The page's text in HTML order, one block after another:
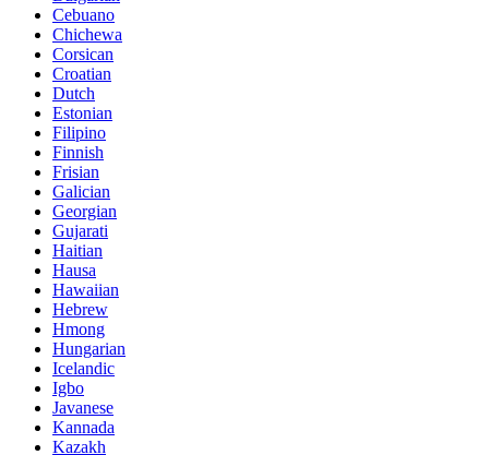
Cebuano
Chichewa
Corsican
Croatian
Dutch
Estonian
Filipino
Finnish
Frisian
Galician
Georgian
Gujarati
Haitian
Hausa
Hawaiian
Hebrew
Hmong
Hungarian
Icelandic
Igbo
Javanese
Kannada
Kazakh